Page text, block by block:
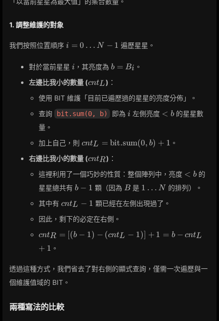
1. 調整維護的對象
我們按照位置順序 i = 0
N-1
i = 0 … N − 1 遍歷星星。
對於當前星星 i
i ，其亮度為 b =
b = Bi 。
左邊比我小的數量 (cnt_L
cntL) ：
使用 BIT 維護「目前已遍歷過的星星的亮度分佈」。
查詢
bit.sum(0, b) 即為 i
i 左側亮度 <
< b的星星數
量。
加上自己，則 cnt_L =
(0, b) + 1
cntL = bit.sum(0, b) + 1 。
右邊比我小的數量 (cnt_R
cntR) ：
這裡利用了一個巧妙的性質：整個陣列中，亮度 <
< b的
星星總共有 b-
b − 1 顆（因為 B
B 是 1
N
1 … N 的排列）。
其中有 cnt_L
cntL − 1 顆已經在左側出現過了。
因此，剩下的必定在右側。
cnt_R
1) -
- 1)] +
1 = b -
+ 1
cntR = [(b − 1) − (cntL − 1)] + 1 = b − cntL
+ 1 。
透過這種方式，我們省去了對右側的顯式查詢，僅需一次遍歷與一
個維護值域的 BIT。
兩種寫法的比較